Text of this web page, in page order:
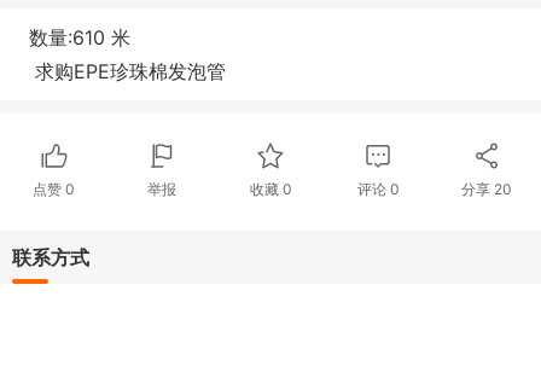
数量:610 米
求购EPE珍珠棉发泡管
点赞0 举报 收藏 0 评论0 分享 20
联系方式